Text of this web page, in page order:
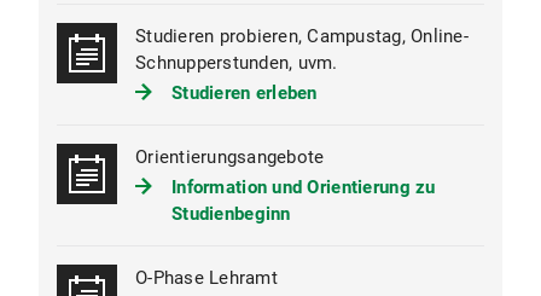
Das Erweiterungsfach Medienpädagogik ist
relativ frei studierbar: Sie haben die
Möglichkeit, Dauer und Verlauf Ihres Studiums
Weitergehende Informationen finden Sie unter
Erweiterung Medienpädagogik
Studieren probieren, Campustag, Online-
Schnupperstunden, uvm.
Studieren erleben
Orientierungsangebote
Information und Orientierung zu
Studienbeginn
O-Phase Lehramt